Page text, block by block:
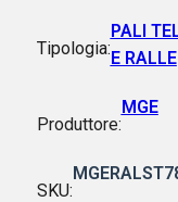
Tipologia:
PALI
E RALLE
Produttore:
MGE
SKU: